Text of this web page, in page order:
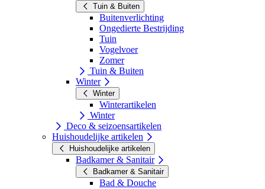
Tuin & Buiten
Buitenverlichting
Ongedierte Bestrijding
Tuin
Vogelvoer
Zomer
Tuin & Buiten
Winter
Winter
Winterartikelen
Winter
Deco & seizoensartikelen
Huishoudelijke artikelen
Huishoudelijke artikelen
Badkamer & Sanitair
Badkamer & Sanitair
Bad & Douche